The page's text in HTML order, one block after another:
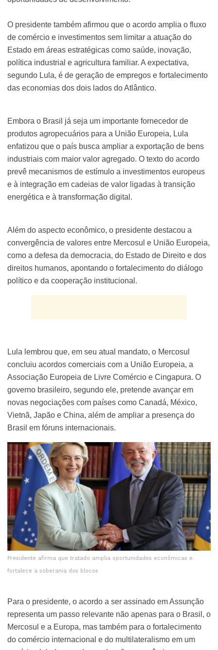
O presidente também afirmou que o acordo amplia o fluxo
de comércio e investimentos sem limitar a atuação do
Estado em áreas estratégicas como saúde, inovação,
política industrial e agricultura familiar. A expectativa,
segundo Lula, é de geração de empregos e fortalecimento
das economias dos dois lados do Atlântico.
Embora o Brasil já seja um importante fornecedor de
produtos agropecuários para a União Europeia, Lula
enfatizou que o país busca ampliar a exportação de bens
industriais com maior valor agregado. O texto do acordo
prevê mecanismos de estímulo a investimentos europeus
e à integração em cadeias de valor ligadas à transição
energética e à transformação digital.
Além do aspecto econômico, o presidente destacou a
convergência de valores entre Mercosul e União Europeia,
como a defesa da democracia, do Estado de Direito e dos
direitos humanos, apontando o fortalecimento do diálogo
político e da cooperação institucional.
Lula lembrou que, em seu atual mandato, o Mercosul
concluiu acordos comerciais com a União Europeia, a
Associação Europeia de Livre Comércio e Cingapura. O
governo brasileiro, segundo ele, pretende avançar em
novas negociações com países como Canadá, México,
Vietnã, Japão e China, além de ampliar a presença do
Brasil em fóruns internacionais.
Presidente afirma que tratado amplia oportunidades econômicas e
fortalece a soberania dos blocos
Para o presidente, o acordo a ser assinado em Assunção
representa um passo relevante não apenas para o Brasil, o
Mercosul e a Europa, mas também para o fortalecimento
do comércio internacional e do multilateralismo em um